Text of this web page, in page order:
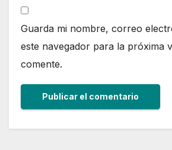
Guarda mi nombre, correo
este navegador para la próxima
comente.